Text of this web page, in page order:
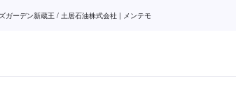
ガーデン新蔵王 / 土居石油株式会社 | メンテモ